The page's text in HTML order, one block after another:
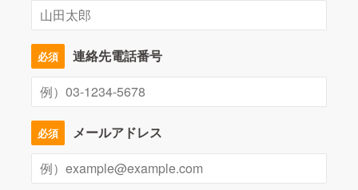
必須 連絡先電話番号
必須 メールアドレス